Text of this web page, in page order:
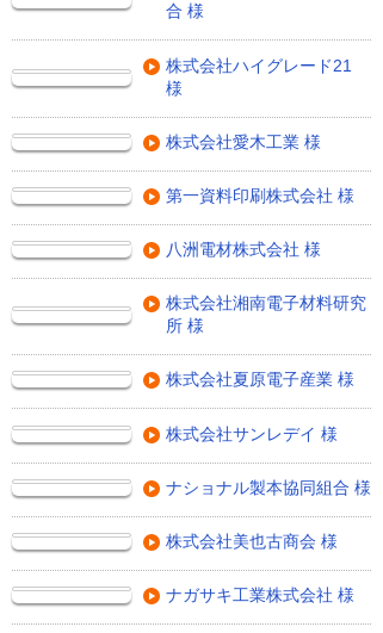
合 様
株式会社ハイグレード21
様
株式会社愛木工業 様
第一資料印刷株式会社 様
八洲電材株式会社 様
株式会社湘南電子材料研究
所 様
株式会社夏原電子産業 様
株式会社サンレデイ 様
ナショナル製本協同組合 様
株式会社美也古商会 様
ナガサキ工業株式会社 様